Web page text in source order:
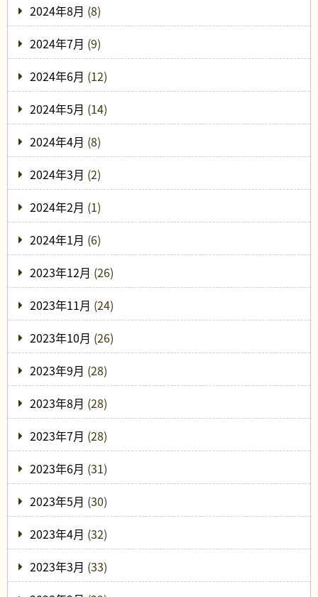
2024年8月 (8)
2024年7月 (9)
2024年6月 (12)
2024年5月 (14)
2024年4月 (8)
2024年3月 (2)
2024年2月 (1)
2024年1月 (6)
2023年12月 (26)
2023年11月 (24)
2023年10月 (26)
2023年9月 (28)
2023年8月 (28)
2023年7月 (28)
2023年6月 (31)
2023年5月 (30)
2023年4月 (32)
2023年3月 (33)